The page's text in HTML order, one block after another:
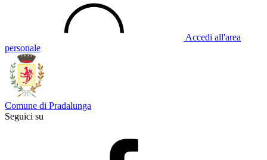
Accedi all'area
personale
Comune di Pradalunga
Seguici su